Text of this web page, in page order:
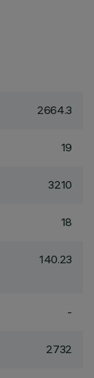
2664.3
19
3210
18
140.23
-
2732